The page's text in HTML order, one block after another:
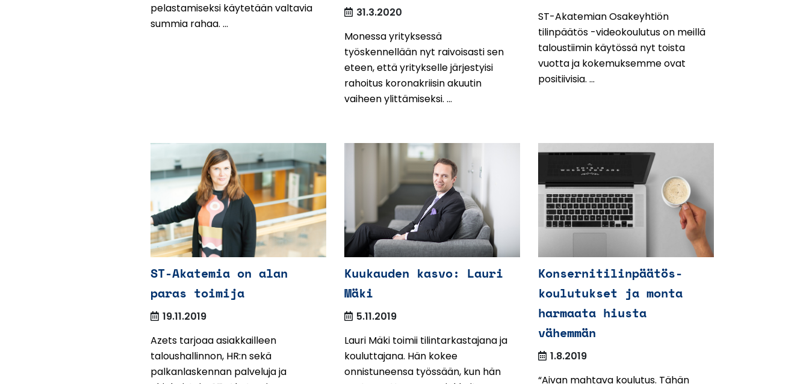
pelastamiseksi käytetään valtavia
summia rahaa. ...
31.3.2020
Monessa yrityksessä
työskennellään nyt raivoisasti sen
eteen, että yritykselle järjestyisi
rahoitus koronakriisin akuutin
vaiheen ylittämiseksi. ...
ST-Akatemian Osakeyhtiön
tilinpäätös -videokoulutus on meillä
taloustiimin käytössä nyt toista
vuotta ja kokemuksemme ovat
positiivisia. ...
ST-Akatemia on alan
paras toimija
19.11.2019
Azets tarjoaa asiakkailleen
taloushallinnon, HR:n sekä
palkanlaskennan palveluja ja
Kuukauden kasvo: Lauri
Mäki
5.11.2019
Lauri Mäki toimii tilintarkastajana ja
kouluttajana. Hän kokee
onnistuneensa työssään, kun hän
Konsernitilinpäätös-
koulutukset ja monta
harmaata hiusta
vähemmän
1.8.2019
“Aivan mahtava koulutus. Tähän